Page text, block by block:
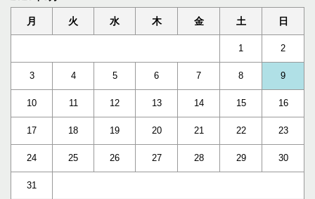
月 火 水 木 金 土 日
1 2
3 4 5 6 7 8 9
10 11 12 13 14 15 16
17 18 19 20 21 22 23
24 25 26 27 28 29 30
31